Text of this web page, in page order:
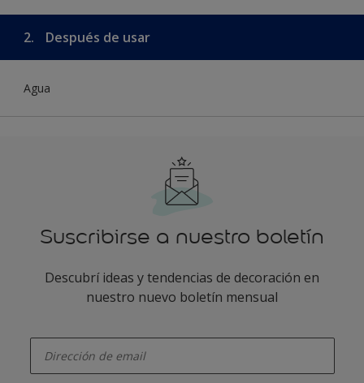
2. Después de usar
Agua
Suscribirse a nuestro boletín
Descubrí ideas y tendencias de decoración en
nuestro nuevo boletín mensual